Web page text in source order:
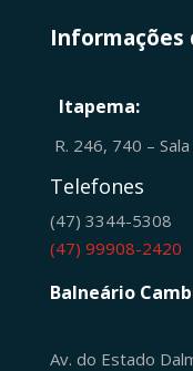
Informações
Itapema:
R. 246, 740 –
Telefones
(47) 3344-5308
(47) 99908-2420
Balneário
Av. do Estado